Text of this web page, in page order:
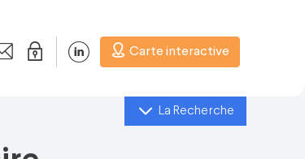
Carte interactive
La Recherche